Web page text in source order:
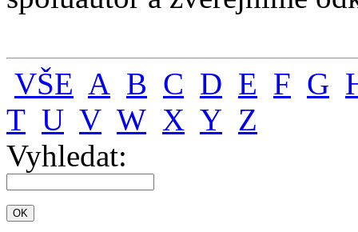
VŠE A B C D E F G
T U V W X Y Z
Vyhledat: